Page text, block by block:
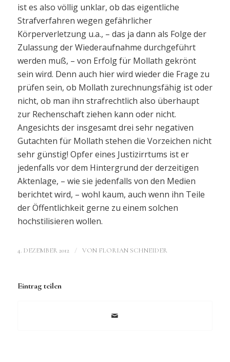
ist es also völlig unklar, ob das eigentliche
Strafverfahren wegen gefährlicher
Körperverletzung u.a., – das ja dann als Folge der
Zulassung der Wiederaufnahme durchgeführt
werden muß, – von Erfolg für Mollath gekrönt
sein wird. Denn auch hier wird wieder die Frage zu
prüfen sein, ob Mollath zurechnungsfähig ist oder
nicht, ob man ihn strafrechtlich also überhaupt
zur Rechenschaft ziehen kann oder nicht.
Angesichts der insgesamt drei sehr negativen
Gutachten für Mollath stehen die Vorzeichen nicht
sehr günstig! Opfer eines Justizirrtums ist er
jedenfalls vor dem Hintergrund der derzeitigen
Aktenlage, – wie sie jedenfalls von den Medien
berichtet wird, – wohl kaum, auch wenn ihn Teile
der Öffentlichkeit gerne zu einem solchen
hochstilisieren wollen.
4. DEZEMBER 2012 / VON FLORIAN SCHNEIDER
Eintrag teilen